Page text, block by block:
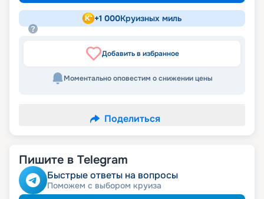
+1 000Круизных миль
Добавить в избранное
Моментально оповестим о снижении цены
Поделиться
Пишите в Telegram
Быстрые ответы на вопросы
Поможем с выбором круиза